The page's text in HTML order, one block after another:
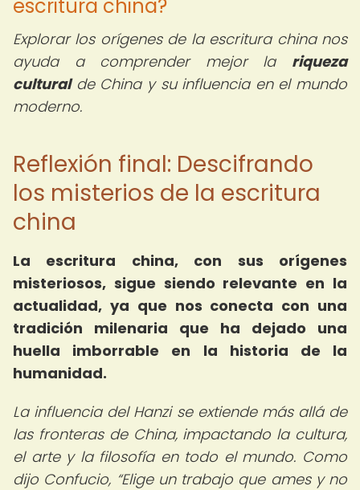
escritura china?
Explorar los orígenes de la escritura china nos
ayuda a comprender mejor la riqueza
culturalde China y su influencia en el mundo
moderno.
Reflexión final: Descifrando
los misterios de la escritura
china
La escritura china, con sus orígenes
misteriosos, sigue siendo relevante en la
actualidad, ya que nos conecta con una
tradición milenaria que ha dejado una
huella imborrable en la historia de la
humanidad.
La influencia del Hanzi se extiende más allá de
las fronteras de China, impactando la cultura,
el arte y la filosofía en todo el mundo. Como
dijo Confucio, Elige un trabajo que ames y no